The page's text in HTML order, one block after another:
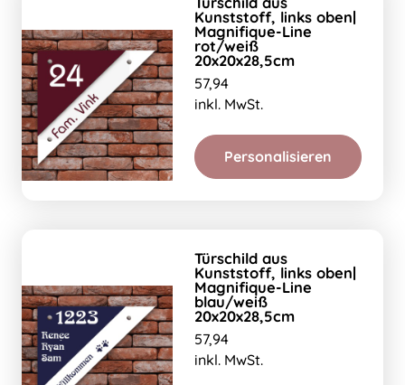
Kunststoff, links oben|
Magnifique-Line
rot/weiß
20x20x28,5cm
57,94
inkl. MwSt.
Personalisieren
Türschild aus
Kunststoff, links oben|
Magnifique-Line
blau/weiß
20x20x28,5cm
57,94
inkl. MwSt.